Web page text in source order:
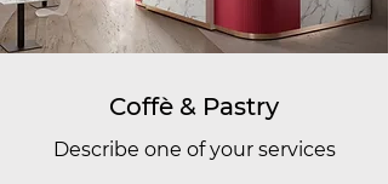
Coffè & Pastry
Describe one of your services